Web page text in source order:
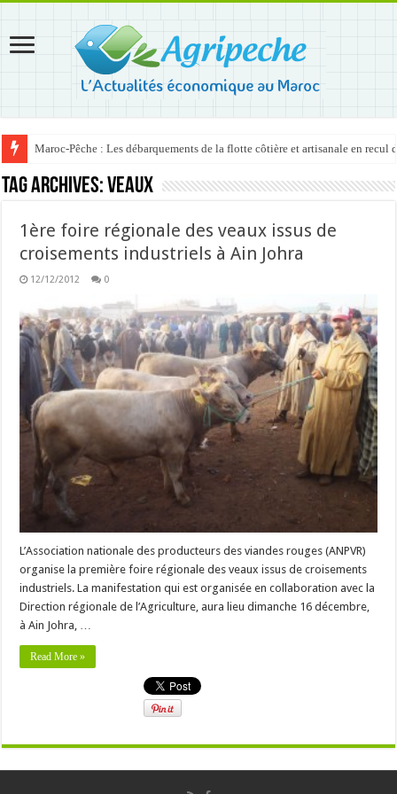
Maroc-Pêche : Les débarquements de la flotte côtière et artisanale en recul
Tag Archives:veaux
1ère foire régionale des veaux issus de
croisements industriels à Ain Johra
12/12/2012 0
L’Association nationale des producteurs des viandes rouges (ANPVR)
organise la première foire régionale des veaux issus de croisements
industriels. La manifestation qui est organisée en collaboration avec la
Direction régionale de l’Agriculture, aura lieu dimanche 16 décembre,
à Ain Johra, …
Read More »